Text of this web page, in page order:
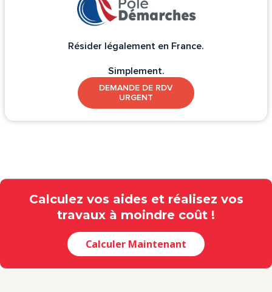
Résider légalement en France.
Simplement.
DEMANDE DE RDV
URGENT
Calculez vos aides et réalisez vos
travaux à moindre coût !
Calculer Maintenant